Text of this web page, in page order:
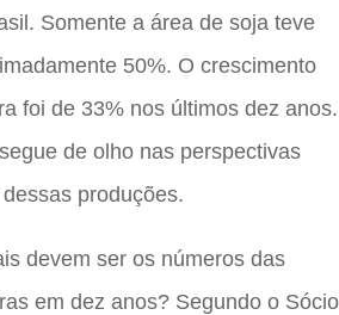
Somente a área de soja teve
50%. O crescimento
foi de 33% nos últimos dez anos.
de olho nas perspectivas
produções.
devem ser os números das
em dez anos? Segundo o Sócio